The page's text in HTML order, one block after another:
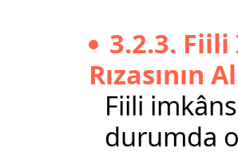
3.2.3.
Rızasının
Fiili
durumda